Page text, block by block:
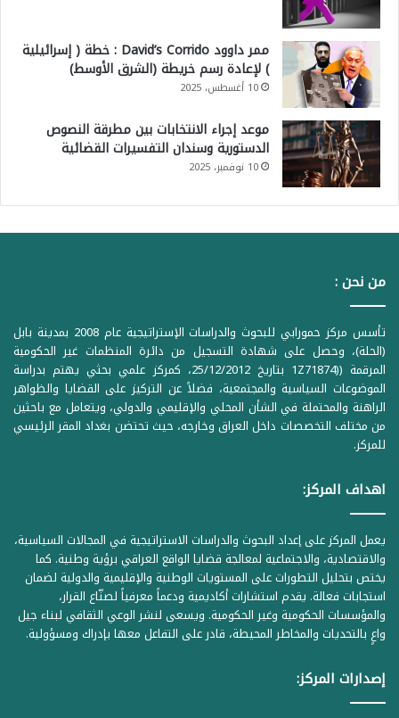
ممر داوود David’s Corrido : خطة ( إسرائيلية
) لإعادة رسم خريطة (الشرق الأوسط)
10 أغسطس، 2025
موعد إجراء الانتخابات بين مطرقة النصوص
الدستورية وسندان التفسيرات القضائية
10 نوفمبر، 2025
من نحن :
تأسس مركز حمورابي للبحوث والدراسات الإستراتيجية عام 2008 بمدينة بابل
(الحلة)، وحصل على شهادة التسجيل من دائرة المنظمات غير الحكومية
المرقمة ((1Z71874 بتاريخ 25/12/2012، كمركز علمي بحثي يهتم بدراسة
الموضوعات السياسية والمجتمعية، فضلاً عن التركيز على القضايا والظواهر
الراهنة والمحتملة في الشأن المحلي والإقليمي والدولي، ويتعامل مع باحثين
من مختلف التخصصات داخل العراق وخارجه، حيث تحتضن بغداد المقر الرئيسي
للمركز.
اهداف المركز:
يعمل المركز على إعداد البحوث والدراسات الاستراتيجية في المجالات السياسية،
والاقتصادية، والاجتماعية لمعالجة قضايا الواقع العراقي برؤية وطنية. كما
يختص بتحليل التطورات على المستويات الوطنية والإقليمية والدولية لضمان
استجابات فعالة. يقدم استشارات أكاديمية ودعماً معرفياً لصنّاع القرار،
والمؤسسات الحكومية وغير الحكومية. ويسعى لنشر الوعي الثقافي لبناء جيل
واعٍ بالتحديات والمخاطر المحيطة، قادر على التفاعل معها بإدراك ومسؤولية.
إصدارات المركز: